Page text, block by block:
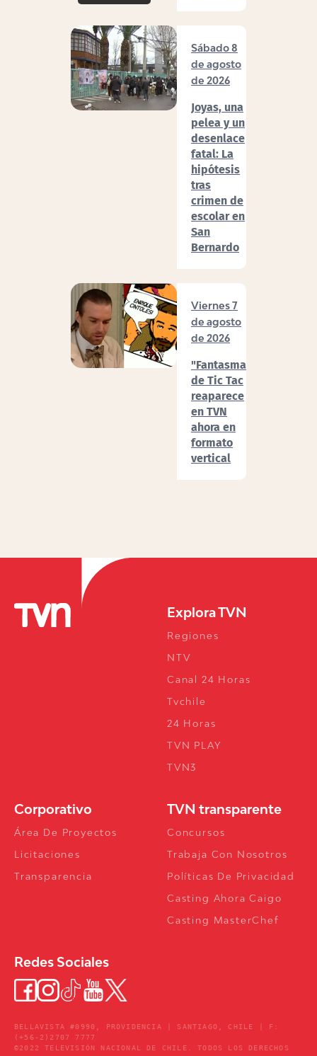
Sábado 8
de agosto
de 2026
Joyas, una
pelea y un
desenlace
fatal: La
hipótesis
tras
crimen de
escolar en
San
Bernardo
Viernes 7
de agosto
de 2026
"Fantasma"
de Tic Tac
reaparece
en TVN
ahora en
formato
vertical
Explora TVN
Regiones
NTV
Canal 24 Horas
Tvchile
24 Horas
TVN PLAY
TVN3
Corporativo
Área De Proyectos
Licitaciones
Transparencia
TVN transparente
Concursos
Trabaja Con Nosotros
Políticas De Privacidad
Casting Ahora Caigo
Casting MasterChef
Redes Sociales
BELLAVISTA #0990, PROVIDENCIA | SANTIAGO, CHILE | F:
(+56-2)2707 7777
©2022 TELEVISIÓN NACIONAL DE CHILE. TODOS LOS DERECHOS